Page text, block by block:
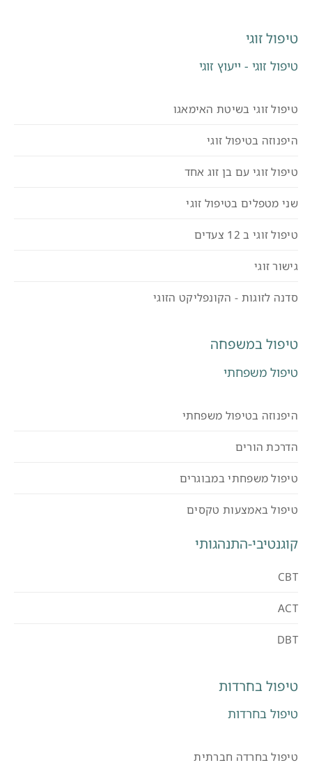
טיפול זוגי
טיפול זוגי - ייעוץ זוגי
טיפול זוגי בשיטת האימאגו
היפנוזה בטיפול זוגי
טיפול זוגי עם בן זוג אחד
שני מטפלים בטיפול זוגי
טיפול זוגי ב 12 צעדים
גישור זוגי
סדנה לזוגות - הקונפליקט הזוגי
טיפול במשפחה
טיפול משפחתי
היפנוזה בטיפול משפחתי
הדרכת הורים
טיפול משפחתי במבוגרים
טיפול באמצעות טקסים
קוגנטיבי-התנהגותי
CBT
ACT
DBT
טיפול בחרדות
טיפול בחרדות
טיפול בחרדה חברתית